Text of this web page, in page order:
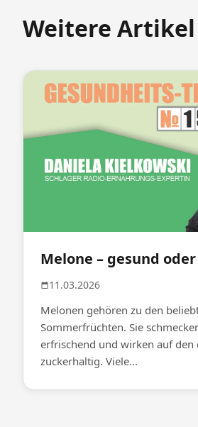
Weitere Artikel
Melone – gesund
11.03.2026
Melonen gehören zu den
Sommerfrüchten. Sie
erfrischend und wirken auf den
zuckerhaltig. Viele...